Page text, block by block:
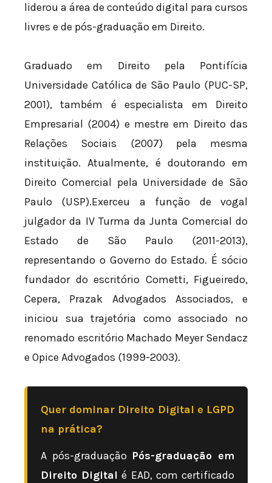
liderou a área de conteúdo digital para cursos
livres e de pós-graduação em Direito.
Graduado em Direito pela Pontifícia
Universidade Católica de São Paulo (PUC-SP,
2001), também é especialista em Direito
Empresarial (2004) e mestre em Direito das
Relações Sociais (2007) pela mesma
instituição. Atualmente, é doutorando em
Direito Comercial pela Universidade de São
Paulo (USP).Exerceu a função de vogal
julgador da IV Turma da Junta Comercial do
Estado de São Paulo (2011-2013),
representando o Governo do Estado. É sócio
fundador do escritório Cometti, Figueiredo,
Cepera, Prazak Advogados Associados, e
iniciou sua trajetória como associado no
renomado escritório Machado Meyer Sendacz
e Opice Advogados (1999-2003).
Quer dominar Direito Digital e LGPD
na prática?
A pós-graduação Pós-graduação em
Direito Digital é EAD, com certificado